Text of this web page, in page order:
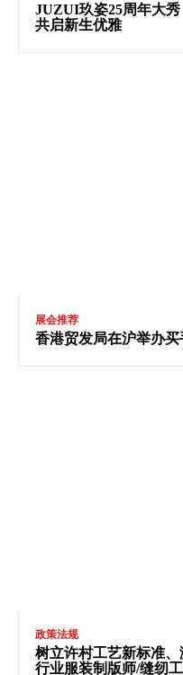
JUZUI玖姿25周年大秀
共启新生优雅
展会推荐
香港贸发局在沪举办
政策法规
树立许村工艺新标准
行业服装制版师/缝纫